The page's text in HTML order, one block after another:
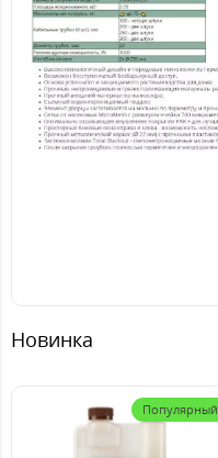
Новинка
Популярный